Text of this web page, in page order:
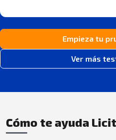
Empieza tu
Ver más
Cómo te ayuda